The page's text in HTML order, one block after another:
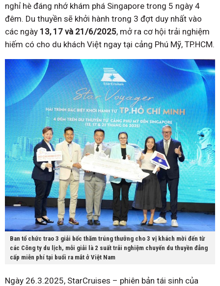
nghỉ hè đáng nhớ khám phá Singapore trong 5 ngày 4
đêm. Du thuyền sẽ khởi hành trong 3 đợt duy nhất vào
các ngày 13, 17 và 21/6/2025, mở ra cơ hội trải nghiệm
hiếm có cho du khách Việt ngay tại cảng Phú Mỹ, TP.HCM.
Ban tổ chức trao 3 giải bốc thăm trúng thưởng cho 3 vị khách mời đến từ
các Công ty du lịch, mỗi giải là 2 suất trải nghiệm chuyến du thuyền đẳng
cấp miễn phí tại buổi ra mắt ở Việt Nam
Ngày 26.3.2025, StarCruises – phiên bản tái sinh của